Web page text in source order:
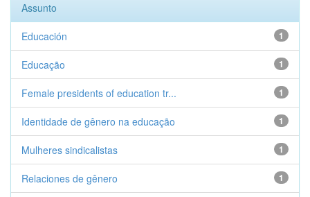
Assunto
1
Educación
1
Educação
1
Female presidents of education tr...
1
Identidade de gênero na educação
1
Mulheres sindicalistas
1
Relaciones de gênero